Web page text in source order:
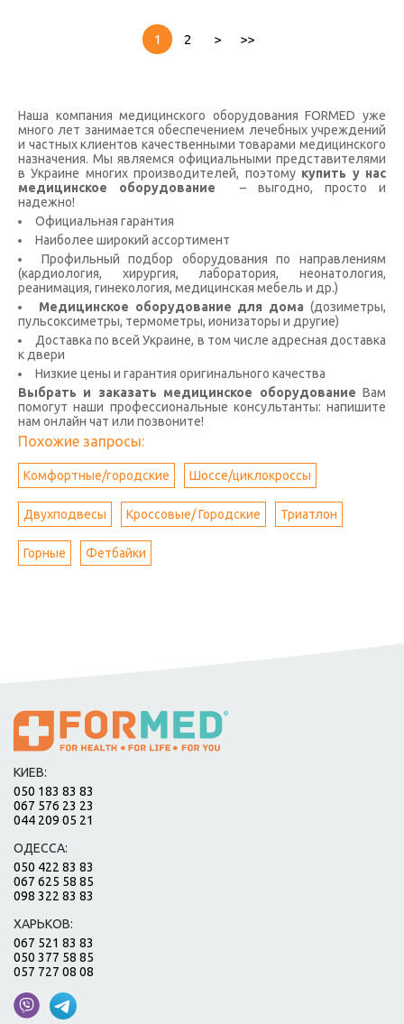
1 2 > >>
Наша компания медицинского оборудования FORMED уже
много лет занимается обеспечением лечебных учреждений
и частных клиентов качественными товарами медицинского
назначения. Мы являемся официальными представителями
в Украине многих производителей, поэтому купить у нас
медицинское оборудование
– выгодно, просто и
надежно!
Официальная гарантия
Наиболее широкий ассортимент
Профильный подбор оборудования по направлениям
(кардиология, хирургия, лаборатория, неонатология,
реанимация, гинекология, медицинская мебель и др.)
Медицинское оборудование для дома (дозиметры,
пульсоксиметры, термометры, ионизаторы и другие)
Доставка по всей Украине, в том числе адресная доставка
к двери
Низкие цены и гарантия оригинального качества
Выбрать и заказать медицинское оборудование Вам
помогут наши профессиональные консультанты: напишите
нам онлайн чат или позвоните!
Похожие запросы:
Комфортные/городские Шоссе/циклокроссы
Двухподвесы Кроссовые/ Городские Триатлон
Горные Фетбайки
КИЕВ:
050 183 83 83
067 576 23 23
044 209 05 21
ОДЕССА:
050 422 83 83
067 625 58 85
098 322 83 83
ХАРЬКОВ:
067 521 83 83
050 377 58 85
057 727 08 08